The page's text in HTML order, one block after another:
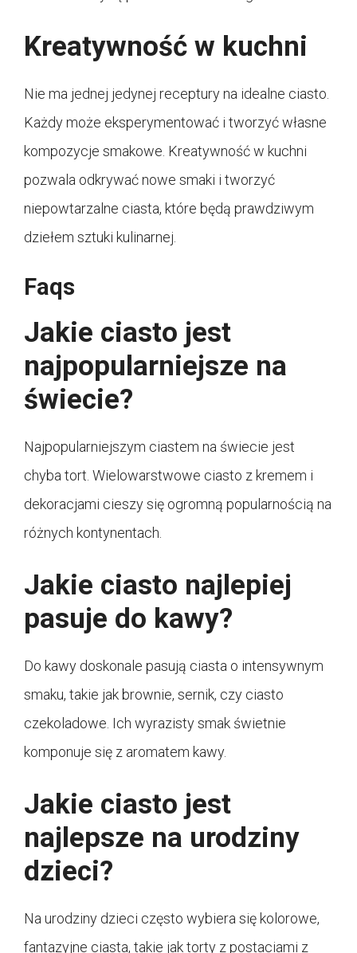
Kreatywność w kuchni
Nie ma jednej jedynej receptury na idealne ciasto.
Każdy może eksperymentować i tworzyć własne
kompozycje smakowe. Kreatywność w kuchni
pozwala odkrywać nowe smaki i tworzyć
niepowtarzalne ciasta, które będą prawdziwym
dziełem sztuki kulinarnej.
Faqs
Jakie ciasto jest
najpopularniejsze na
świecie?
Najpopularniejszym ciastem na świecie jest
chyba tort. Wielowarstwowe ciasto z kremem i
dekoracjami cieszy się ogromną popularnością na
różnych kontynentach.
Jakie ciasto najlepiej
pasuje do kawy?
Do kawy doskonale pasują ciasta o intensywnym
smaku, takie jak brownie, sernik, czy ciasto
czekoladowe. Ich wyrazisty smak świetnie
komponuje się z aromatem kawy.
Jakie ciasto jest
najlepsze na urodziny
dzieci?
Na urodziny dzieci często wybiera się kolorowe,
fantazyjne ciasta, takie jak torty z postaciami z